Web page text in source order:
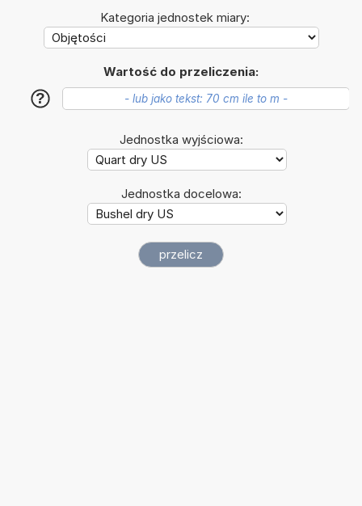
Kategoria jednostek miary:
Wartość do przeliczenia:
?
Jednostka wyjściowa:
Jednostka docelowa: